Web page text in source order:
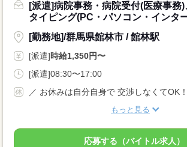
[派遣]病院事務・病院受付(医療事務)
タイピング(PC・パソコン・インタ
[勤務地]/群馬県館林市 / 館林駅
[派遣]時給1,350円〜
[派遣]08:30〜17:00
もっと見る
応募する（バイトル求人）